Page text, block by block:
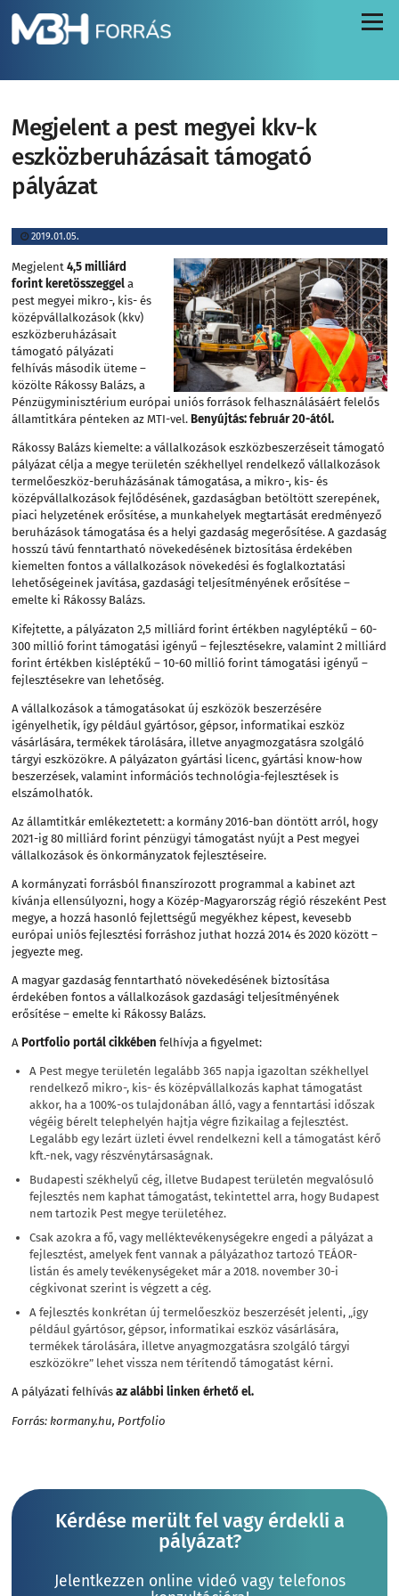
Menü
Megjelent a pest megyei kkv-k
eszközberuházásait támogató
pályázat
2019.01.05.
Megjelent4,5 milliárd
forint keretösszeggel a
pest megyei mikro-, kis- és
középvállalkozások (kkv)
eszközberuházásait
támogató pályázati
felhívás második üteme –
közölte Rákossy Balázs, a
Pénzügyminisztérium európai uniós források felhasználásáért felelős
államtitkára pénteken az MTI-vel. Benyújtás: február 20-ától.
Rákossy Balázs kiemelte: a vállalkozások eszközbeszerzéseit támogató
pályázat célja a megye területén székhellyel rendelkező vállalkozások
termelőeszköz-beruházásának támogatása, a mikro-, kis- és
középvállalkozások fejlődésének, gazdaságban betöltött szerepének,
piaci helyzetének erősítése, a munkahelyek megtartását eredményező
beruházások támogatása és a helyi gazdaság megerősítése. A gazdaság
hosszú távú fenntartható növekedésének biztosítása érdekében
kiemelten fontos a vállalkozások növekedési és foglalkoztatási
lehetőségeinek javítása, gazdasági teljesítményének erősítése –
emelte ki Rákossy Balázs.
Kifejtette, a pályázaton 2,5 milliárd forint értékben nagyléptékű – 60-
300 millió forint támogatási igényű – fejlesztésekre, valamint 2 milliárd
forint értékben kisléptékű – 10-60 millió forint támogatási igényű –
fejlesztésekre van lehetőség.
A vállalkozások a támogatásokat új eszközök beszerzésére
igényelhetik, így például gyártósor, gépsor, informatikai eszköz
vásárlására, termékek tárolására, illetve anyagmozgatásra szolgáló
tárgyi eszközökre. A pályázaton gyártási licenc, gyártási know-how
beszerzések, valamint információs technológia-fejlesztések is
elszámolhatók.
Az államtitkár emlékeztetett: a kormány 2016-ban döntött arról, hogy
2021-ig 80 milliárd forint pénzügyi támogatást nyújt a Pest megyei
vállalkozások és önkormányzatok fejlesztéseire.
A kormányzati forrásból finanszírozott programmal a kabinet azt
kívánja ellensúlyozni, hogy a Közép-Magyarország régió részeként Pest
megye, a hozzá hasonló fejlettségű megyékhez képest, kevesebb
európai uniós fejlesztési forráshoz juthat hozzá 2014 és 2020 között –
jegyezte meg.
A magyar gazdaság fenntartható növekedésének biztosítása
érdekében fontos a vállalkozások gazdasági teljesítményének
erősítése – emelte ki Rákossy Balázs.
A Portfolio portál cikkében felhívja a figyelmet:
A Pest megye területén legalább 365 napja igazoltan székhellyel
rendelkező mikro-, kis- és középvállalkozás kaphat támogatást
akkor, ha a 100%-os tulajdonában álló, vagy a fenntartási időszak
végéig bérelt telephelyén hajtja végre fizikailag a fejlesztést.
Legalább egy lezárt üzleti évvel rendelkezni kell a támogatást kérő
kft.-nek, vagy részvénytársaságnak.
Budapesti székhelyű cég, illetve Budapest területén megvalósuló
fejlesztés nem kaphat támogatást, tekintettel arra, hogy Budapest
nem tartozik Pest megye területéhez.
Csak azokra a fő, vagy melléktevékenységekre engedi a pályázat a
fejlesztést, amelyek fent vannak a pályázathoz tartozó TEÁOR-
listán és amely tevékenységeket már a 2018. november 30-i
cégkivonat szerint is végzett a cég.
A fejlesztés konkrétan új termelőeszköz beszerzését jelenti, „így
például gyártósor, gépsor, informatikai eszköz vásárlására,
termékek tárolására, illetve anyagmozgatásra szolgáló tárgyi
eszközökre” lehet vissza nem térítendő támogatást kérni.
A pályázati felhívásaz alábbi linken érhető el.
Forrás: kormany.hu, Portfolio
Kérdése merült fel vagy érdekli a
pályázat?
Jelentkezzen online videó vagy telefonos